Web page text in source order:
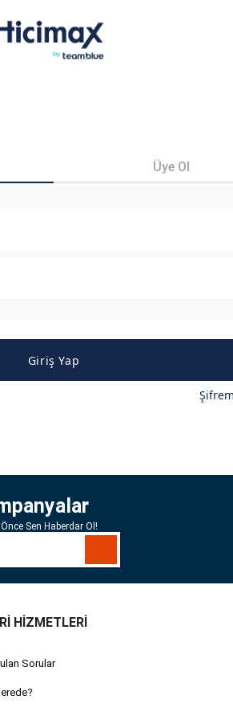
Üye Ol
Giriş Yap
Sen Haberdar Ol!
HİZMETLERİ
Sorular